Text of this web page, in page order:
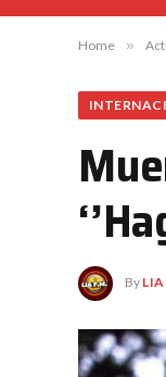
Home »
By